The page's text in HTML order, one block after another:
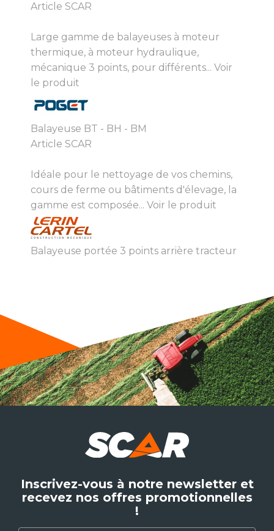
Article SCAR
Large gamme de balayeuses à moteur
thermique, à moteur hydraulique,
mécanique 3 points, pour différents... Voir
le produit
Balayeuse BT - BH - BM
Article SCAR
Idéale pour le nettoyage de vos chemins,
cours de ferme ou bâtiments d'élevage, la
gamme est composée... Voir le produit
Balayeuse portée 3 points arrière tracteur
Inscrivez-vous à notre newsletter et
recevez nos offres promotionnelles
!